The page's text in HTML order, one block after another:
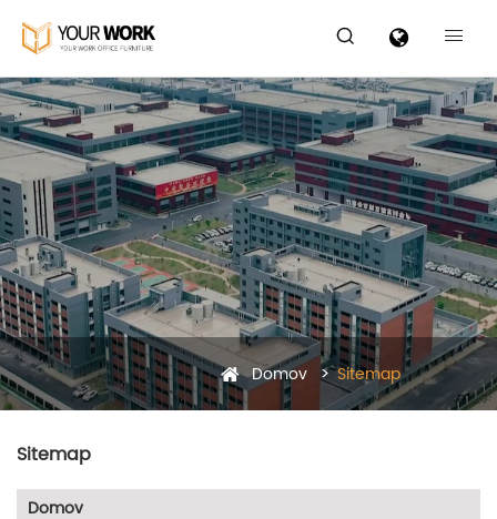
 
Domov Sitemap
Sitemap
Domov